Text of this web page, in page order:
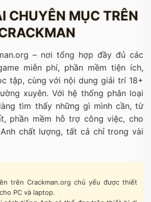
CHUYÊN MỤC TRÊN
– nơi tổng hợp đầy đủ các
miễn phí, phần mềm tiện ích,
tập, cùng với nội dung giải trí 18+
xuyên. Với hệ thống phân loại
tìm thấy những gì mình cần, từ
phần mềm hỗ trợ công việc, cho
chất lượng, tất cả chỉ trong vài
trên Crackman.org chủ yếu được thiết
PC và laptop.